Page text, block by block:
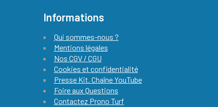
Informations
Qui sommes-nous ?
Mentions légales
Nos CGV / CGU
Cookies et confidentialité
Presse Kit. Chaîne YouTube
Foire aux Questions
Contactez Prono Turf